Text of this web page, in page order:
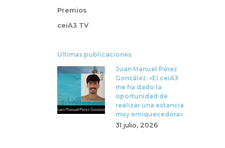
Premios
ceiA3 TV
Últimas publicaciones
Juan Manuel Pérez
González: «El ceiA3
me ha dado la
oportunidad de
realizar una estancia
muy enriquecedora»
31 julio, 2026